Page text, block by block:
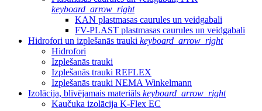
keyboard_arrow_right
KAN plastmasas caurules un veidgabali
FV-PLAST plastmasas caurules un veidgabali
Hidrofori un izplešanās trauki keyboard_arrow_right
Hidrofori
Izplešanās trauki
Izplešanās trauki REFLEX
Izplešanās trauki NEMA Winkelmann
Izolācija, blīvējamais materiāls keyboard_arrow_right
Kaučuka izolācija K-Flex EC